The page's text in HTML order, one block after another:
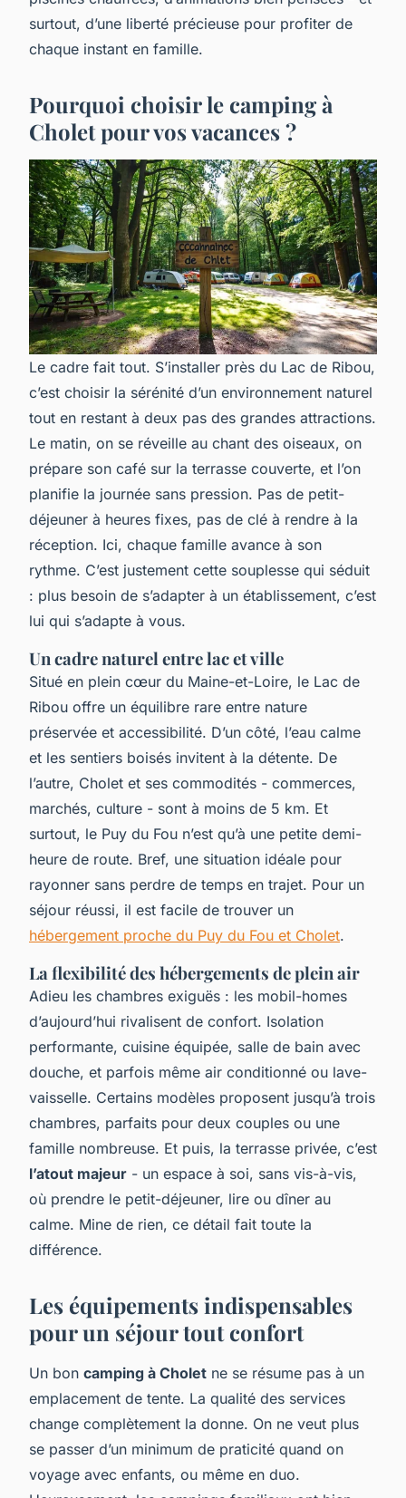
surtout, d’une liberté précieuse pour profiter de
chaque instant en famille.
Pourquoi choisir le camping à
Cholet pour vos vacances ?
Le cadre fait tout. S’installer près du Lac de Ribou,
c’est choisir la sérénité d’un environnement naturel
tout en restant à deux pas des grandes attractions.
Le matin, on se réveille au chant des oiseaux, on
prépare son café sur la terrasse couverte, et l’on
planifie la journée sans pression. Pas de petit-
déjeuner à heures fixes, pas de clé à rendre à la
réception. Ici, chaque famille avance à son
rythme. C’est justement cette souplesse qui séduit
: plus besoin de s’adapter à un établissement, c’est
lui qui s’adapte à vous.
Un cadre naturel entre lac et ville
Situé en plein cœur du Maine-et-Loire, le Lac de
Ribou offre un équilibre rare entre nature
préservée et accessibilité. D’un côté, l’eau calme
et les sentiers boisés invitent à la détente. De
l’autre, Cholet et ses commodités - commerces,
marchés, culture - sont à moins de 5 km. Et
surtout, le Puy du Fou n’est qu’à une petite demi-
heure de route. Bref, une situation idéale pour
rayonner sans perdre de temps en trajet. Pour un
séjour réussi, il est facile de trouver un
hébergement proche du Puy du Fou et Cholet.
La flexibilité des hébergements de plein air
Adieu les chambres exiguës : les mobil-homes
d’aujourd’hui rivalisent de confort. Isolation
performante, cuisine équipée, salle de bain avec
douche, et parfois même air conditionné ou lave-
vaisselle. Certains modèles proposent jusqu’à trois
chambres, parfaits pour deux couples ou une
famille nombreuse. Et puis, la terrasse privée, c’est
l’atout majeur - un espace à soi, sans vis-à-vis,
où prendre le petit-déjeuner, lire ou dîner au
calme. Mine de rien, ce détail fait toute la
différence.
Les équipements indispensables
pour un séjour tout confort
Un bon camping à Cholet ne se résume pas à un
emplacement de tente. La qualité des services
change complètement la donne. On ne veut plus
se passer d’un minimum de praticité quand on
voyage avec enfants, ou même en duo.